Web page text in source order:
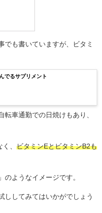
でも書いていますが、ビタミ
でるサプリメント
車通勤での日焼けもあり、
、 ビタミンEとビタミンB2も
」のようなイメージです。
ししてみてはいかがでしょう